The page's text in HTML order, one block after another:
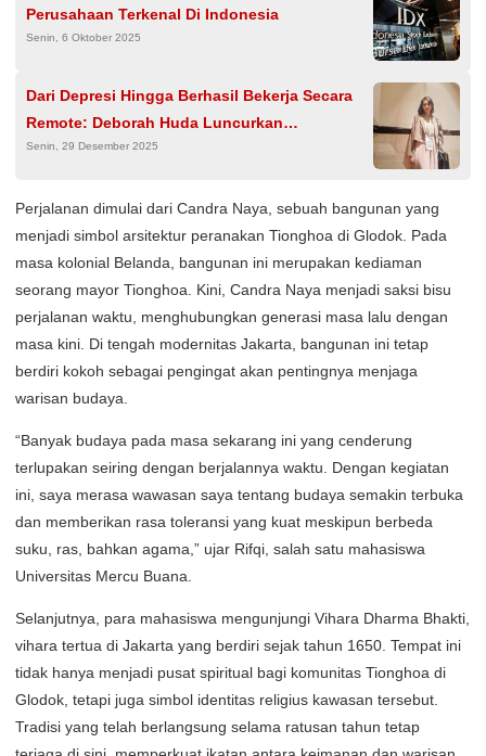
Perusahaan Terkenal Di Indonesia
Senin, 6 Oktober 2025
Dari Depresi Hingga Berhasil Bekerja Secara
Remote: Deborah Huda Luncurkan
kitakerjaremote
Senin, 29 Desember 2025
Perjalanan dimulai dari Candra Naya, sebuah bangunan yang
menjadi simbol arsitektur peranakan Tionghoa di Glodok. Pada
masa kolonial Belanda, bangunan ini merupakan kediaman
seorang mayor Tionghoa. Kini, Candra Naya menjadi saksi bisu
perjalanan waktu, menghubungkan generasi masa lalu dengan
masa kini. Di tengah modernitas Jakarta, bangunan ini tetap
berdiri kokoh sebagai pengingat akan pentingnya menjaga
warisan budaya.
“Banyak budaya pada masa sekarang ini yang cenderung
terlupakan seiring dengan berjalannya waktu. Dengan kegiatan
ini, saya merasa wawasan saya tentang budaya semakin terbuka
dan memberikan rasa toleransi yang kuat meskipun berbeda
suku, ras, bahkan agama,” ujar Rifqi, salah satu mahasiswa
Universitas Mercu Buana.
Selanjutnya, para mahasiswa mengunjungi Vihara Dharma Bhakti,
vihara tertua di Jakarta yang berdiri sejak tahun 1650. Tempat ini
tidak hanya menjadi pusat spiritual bagi komunitas Tionghoa di
Glodok, tetapi juga simbol identitas religius kawasan tersebut.
Tradisi yang telah berlangsung selama ratusan tahun tetap